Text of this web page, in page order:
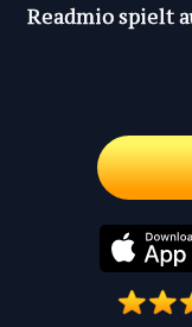
Readmio spielt